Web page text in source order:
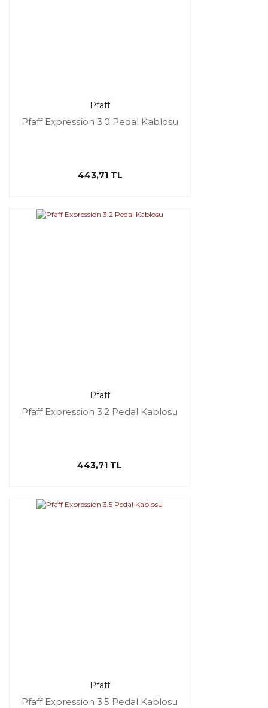
Pfaff
Pfaff Expression 3.0 Pedal Kablosu
443,71 TL
Pfaff
Pfaff Expression 3.2 Pedal Kablosu
443,71 TL
Pfaff
Pfaff Expression 3.5 Pedal Kablosu